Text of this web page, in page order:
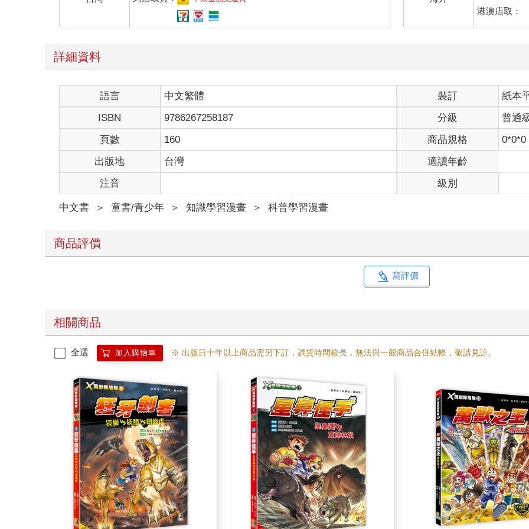
港澳店取：
詳細資料
語言 中文繁體 裝訂
紙本
ISBN
9786267258187 分級
普通
頁數
160 商品規格
0*0*0
出版地
台灣
適讀年齡
注音
級別
中文書 ＞ 童書/青少年 ＞ 知識學習漫畫 ＞ 科普學習漫畫
商品評價
寫評價
相關商品
全選 加入購物車 ※ 出版日十年以上商品需另下訂，調貨時間較長，無法與一般商品合併結帳，敬請見諒。